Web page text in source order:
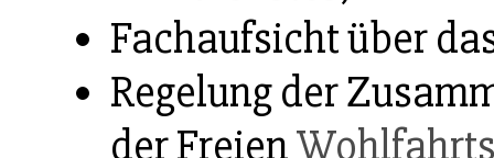
Fachaufsicht über
Regelung der
der Freien